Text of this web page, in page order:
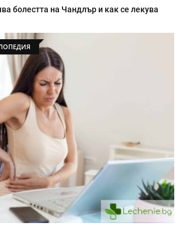
болестта на Чандлър и как се лекува